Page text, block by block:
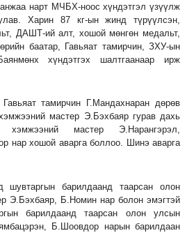
нарт МЧБХ-ноос хүндэтгэл үзүүлж
Харин 87 кг-ын жинд түрүүлсэн,
ДАШТ-ий алт, хошой мөнгөн медальт,
баатар, Гавьяат тамирчин, ЗХУ-ын
хүндэтгэх шалтгаанаар ирж
тамирчин Г.Мандахнаран дөрөв
мастер Э.Бэхбаяр гурав дахь
мастер Э.Нарангэрэл,
нар хошой аварга боллоо. Шинэ аварга
шувтаргын барилдаанд таарсан олон
Э.Бэхбаяр, Б.Номин нар болон эмэгтэй
барилдаанд таарсан олон улсын
Б.Шоовдор нарын барилдаан